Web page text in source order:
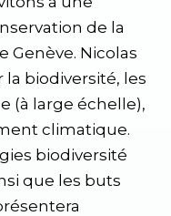
de la
Genève. Nicolas
biodiversité, les
(à large échelle),
climatique.
biodiversité
que les buts